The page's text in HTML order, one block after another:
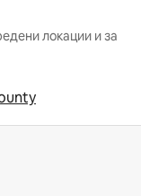
локации и за